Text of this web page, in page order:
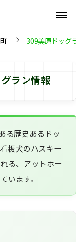
309美原ドッグ
ラン情報
る歴史あるドッ
板犬のハスキー
る、アットホー
います。